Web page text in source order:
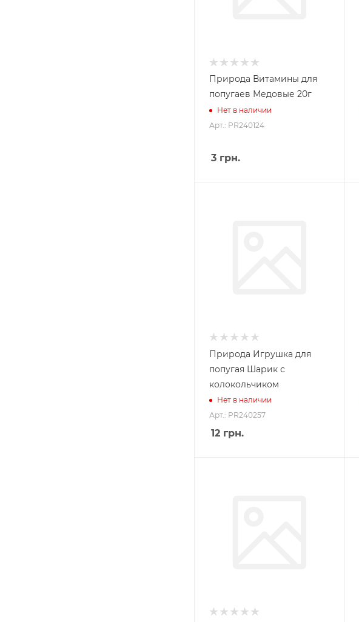
Природа Витамины для
попугаев Медовые 20г
Нет в наличии
Арт.: PR240124
3 грн.
Природа Игрушка для
попугая Шарик с
колокольчиком
Нет в наличии
Арт.: PR240257
12 грн.